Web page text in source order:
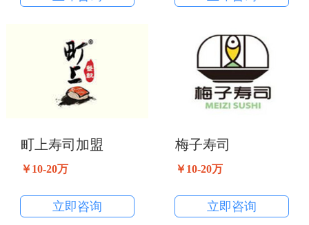
町上寿司加盟
￥10-20万
立即咨询
梅子寿司
￥10-20万
立即咨询